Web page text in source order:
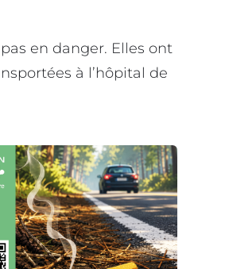
en danger. Elles ont
à l’hôpital de